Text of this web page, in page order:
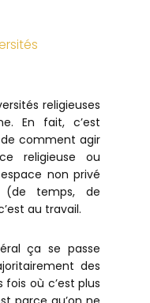
religieuses
En fait, c’est
comment agir
religieuse ou
non privé
(de temps, de
au travail.
ça se passe
des
fois où c’est plus